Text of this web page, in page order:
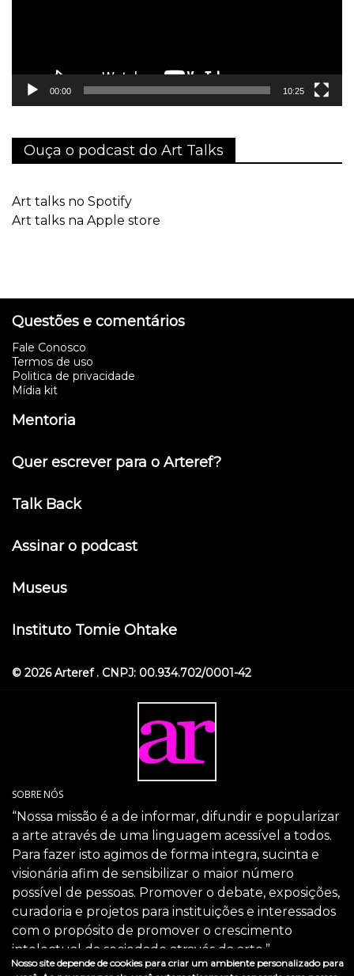
00:00 10:25
Ouça o podcast do Art Talks
Art talks no Spotify
Art talks na Apple store
Questões e comentários
Fale Conosco
Termos de uso
Politica de privacidade
Mídia kit
Mentoria
Quer escrever para o Arteref?
Talk Back
Assinar o podcast
Museus
Instituto Tomie Ohtake
© 2026 Arteref . CNPJ: 00.934.702/0001-42
SOBRE NÓS
“Nossa missão é a de informar, difundir e popularizar
a arte através de uma linguagem acessível a todos.
Para fazer isto agimos de forma integra, sucinta e
visionária afim de sensibilizar o maior número
possível de pessoas. Promover o debate, exposições,
curadoria e projetos para instituições e interessados
com o propósito de promover o crescimento
intelectual da sociedade através da arte.”
Nosso site depende de cookies para criar um ambiente personalizado para